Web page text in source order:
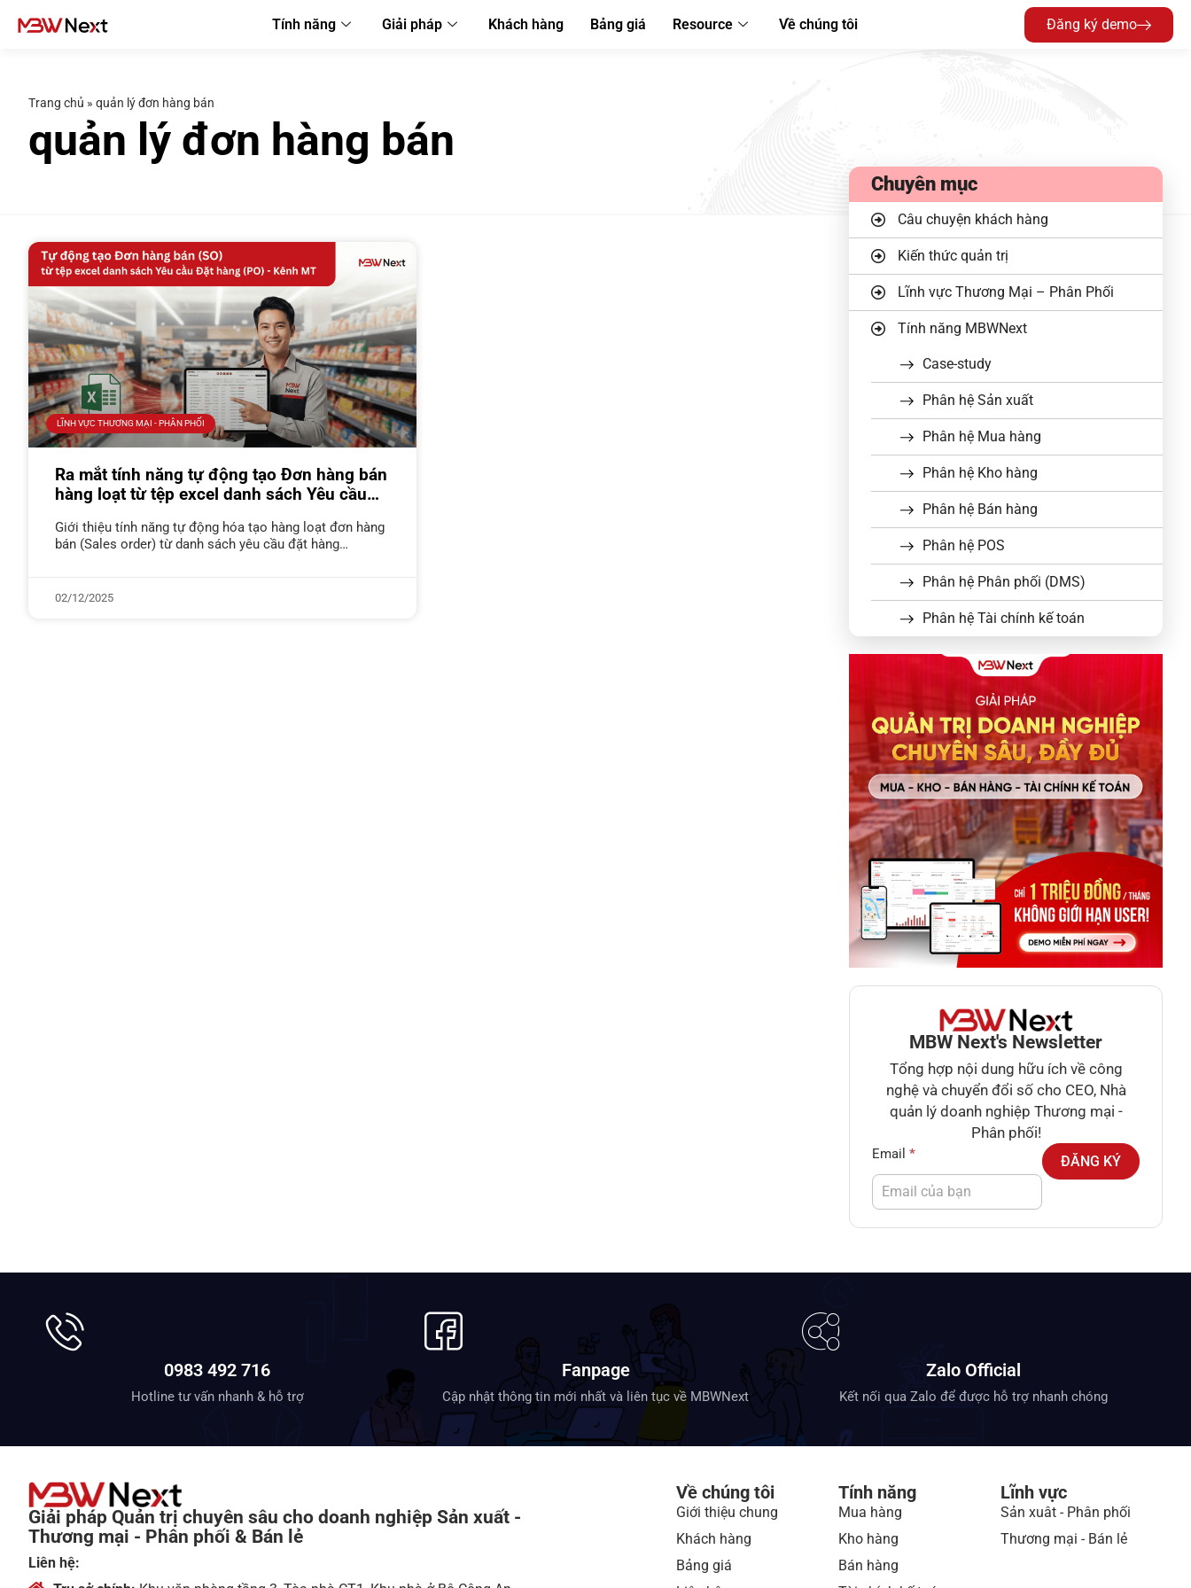
Tính năng Giải pháp Khách hàng Bảng giá Resource Về chúng tôi Đăng ký demo
Trang chủ » quản lý đơn hàng bán
quản lý đơn hàng bán
LĨNH VỰC THƯƠNG MẠI - PHÂN PHỐI
Ra mắt tính năng tự động tạo Đơn hàng bán
hàng loạt từ tệp excel danh sách Yêu cầu
Giới thiệu tính năng tự động hóa tạo hàng loạt đơn hàng
bán (Sales order) từ danh sách yêu cầu đặt hàng
02/12/2025
Chuyên mục
Câu chuyện khách hàng
Kiến thức quản trị
Lĩnh vực Thương Mại – Phân Phối
Tính năng MBWNext
Case-study
Phân hệ Sản xuất
Phân hệ Mua hàng
Phân hệ Kho hàng
Phân hệ Bán hàng
Phân hệ POS
Phân hệ Phân phối (DMS)
Phân hệ Tài chính kế toán
MBW Next's Newsletter
Tổng hợp nội dung hữu ích về công
nghệ và chuyển đổi số cho CEO, Nhà
quản lý doanh nghiệp Thương mại -
Phân phối!
Newsletter
Email * ĐĂNG KÝ
0983 492 716
Hotline tư vấn nhanh & hỗ trợ
Fanpage
Cập nhật thông tin mới nhất và liên tục về MBWNext
Zalo Official
Kết nối qua Zalo để được hỗ trợ nhanh chóng
Giải pháp Quản trị chuyên sâu cho doanh nghiệp Sản xuất -
Thương mại - Phân phối & Bán lẻ
Liên hệ:
Về chúng tôi
Giới thiệu chung
Khách hàng
Bảng giá
Tính năng
Mua hàng
Kho hàng
Bán hàng
Lĩnh vực
Sản xuât - Phân phối
Thương mại - Bán lẻ